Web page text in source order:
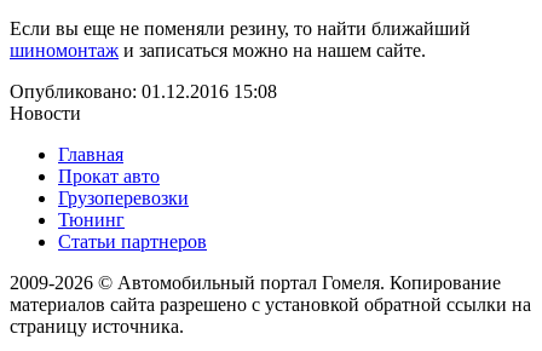
Если вы еще не поменяли резину, то найти ближайший
шиномонтаж и записаться можно на нашем сайте.
Опубликовано: 01.12.2016 15:08
Новости
Главная
Прокат авто
Грузоперевозки
Тюнинг
Статьи партнеров
2009-2026 © Автомобильный портал Гомеля. Копирование
материалов сайта разрешено с установкой обратной ссылки на
страницу источника.